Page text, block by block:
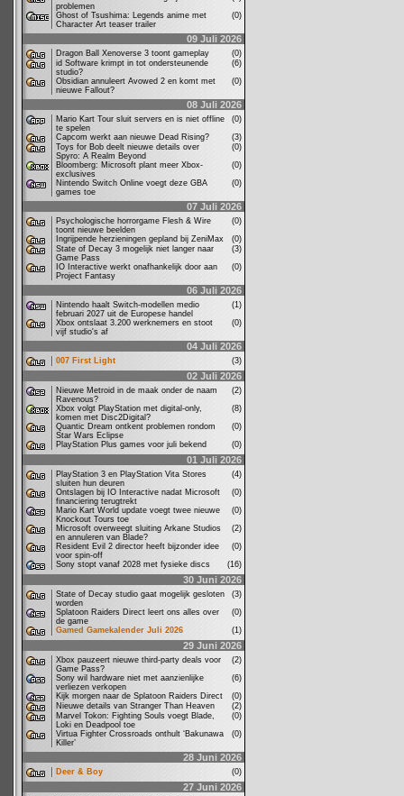
problemen
Ghost of Tsushima: Legends anime met
Character Art teaser trailer
(0)
09 Juli 2026
Dragon Ball Xenoverse 3 toont gameplay
(0)
id Software krimpt in tot ondersteunende
studio?
(6)
Obsidian annuleert Avowed 2 en komt met
nieuwe Fallout?
(0)
08 Juli 2026
Mario Kart Tour sluit servers en is niet offline
te spelen
(0)
Capcom werkt aan nieuwe Dead Rising?
(3)
Toys for Bob deelt nieuwe details over
Spyro: A Realm Beyond
(0)
Bloomberg: Microsoft plant meer Xbox-
exclusives
(0)
Nintendo Switch Online voegt deze GBA
games toe
(0)
07 Juli 2026
Psychologische horrorgame Flesh & Wire
toont nieuwe beelden
(0)
Ingrijpende herzieningen gepland bij ZeniMax
(0)
State of Decay 3 mogelijk niet langer naar
Game Pass
(3)
IO Interactive werkt onafhankelijk door aan
Project Fantasy
(0)
06 Juli 2026
Nintendo haalt Switch-modellen medio
februari 2027 uit de Europese handel
(1)
Xbox ontslaat 3.200 werknemers en stoot
vijf studio's af
(0)
04 Juli 2026
007 First Light (3)
02 Juli 2026
Nieuwe Metroid in de maak onder de naam
Ravenous?
(2)
Xbox volgt PlayStation met digital-only,
komen met Disc2Digital?
(8)
Quantic Dream ontkent problemen rondom
Star Wars Eclipse
(0)
PlayStation Plus games voor juli bekend
(0)
01 Juli 2026
PlayStation 3 en PlayStation Vita Stores
sluiten hun deuren
(4)
Ontslagen bij IO Interactive nadat Microsoft
financiering terugtrekt
(0)
Mario Kart World update voegt twee nieuwe
Knockout Tours toe
(0)
Microsoft overweegt sluiting Arkane Studios
en annuleren van Blade?
(2)
Resident Evil 2 director heeft bijzonder idee
voor spin-off
(0)
Sony stopt vanaf 2028 met fysieke discs
(16)
30 Juni 2026
State of Decay studio gaat mogelijk gesloten
worden
(3)
Splatoon Raiders Direct leert ons alles over
de game
(0)
Gamed Gamekalender Juli 2026
(1)
29 Juni 2026
Xbox pauzeert nieuwe third-party deals voor
Game Pass?
(2)
Sony wil hardware niet met aanzienlijke
verliezen verkopen
(6)
Kijk morgen naar de Splatoon Raiders Direct
(0)
Nieuwe details van Stranger Than Heaven
(2)
Marvel Tokon: Fighting Souls voegt Blade,
Loki en Deadpool toe
(0)
Virtua Fighter Crossroads onthult ‘Bakunawa
Killer’
(0)
28 Juni 2026
Deer & Boy (0)
27 Juni 2026